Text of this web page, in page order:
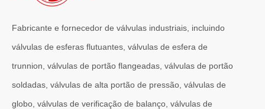
2026-07-01
Por que os sistemas marítimos confiam nas válvulas gaveta C95800
Fabricante e fornecedor de válvulas industriais, incluindo
válvulas de esferas flutuantes, válvulas de esfera de
trunnion, válvulas de portão flangeadas, válvulas de portão
soldadas, válvulas de alta portão de pressão, válvulas de
globo, válvulas de verificação de balanço, válvulas de